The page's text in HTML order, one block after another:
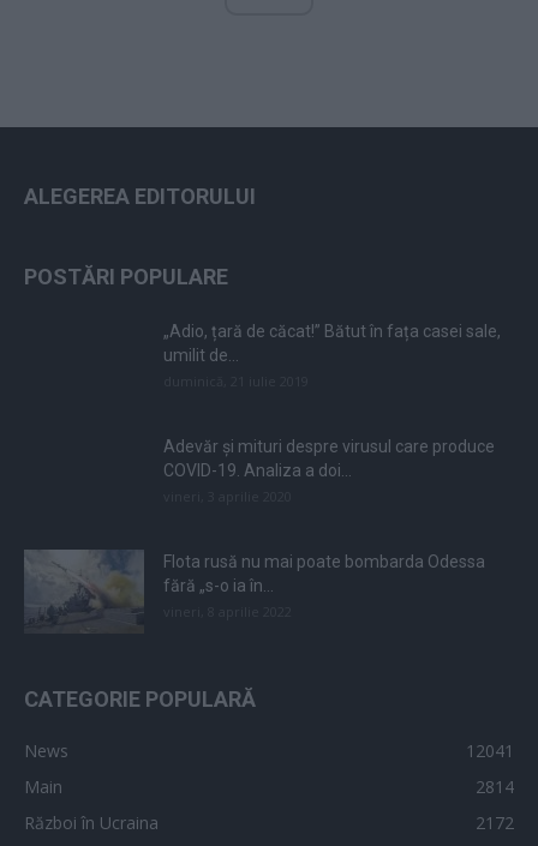
ALEGEREA EDITORULUI
POSTĂRI POPULARE
„Adio, țară de căcat!” Bătut în fața casei sale,
umilit de...
Adevăr și mituri despre virusul care produce
COVID-19. Analiza a doi...
Flota rusă nu mai poate bombarda Odessa
fără „s-o ia în...
CATEGORIE POPULARĂ
News
12041
Main
2814
Război în Ucraina
2172